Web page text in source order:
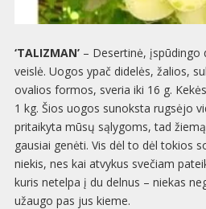
‘TALIZMAN’– Desertinė, įspūdingo
veislė. Uogos ypač didelės, žalios,
ovalios formos, sveria iki 16 g.
1 kg. Šios uogos sunoksta rugsėjo
pritaikyta mūsų sąlygoms, tad
gausiai genėti. Vis dėl to dėl tokios
niekis, nes kai atvykus svečiam
kuris netelpa į du delnus – niekas
užaugo pas jus kieme.